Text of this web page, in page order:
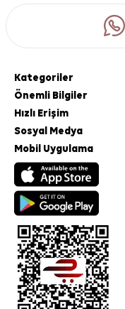
Kategoriler
Önemli Bilgiler
Hızlı Erişim
Sosyal Medya
Mobil Uygulama